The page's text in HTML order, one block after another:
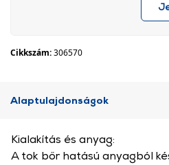
Cikkszám:306570
Alaptulajdonságok
Kialakítás és anyag:
A tok bőr hatású anyagból